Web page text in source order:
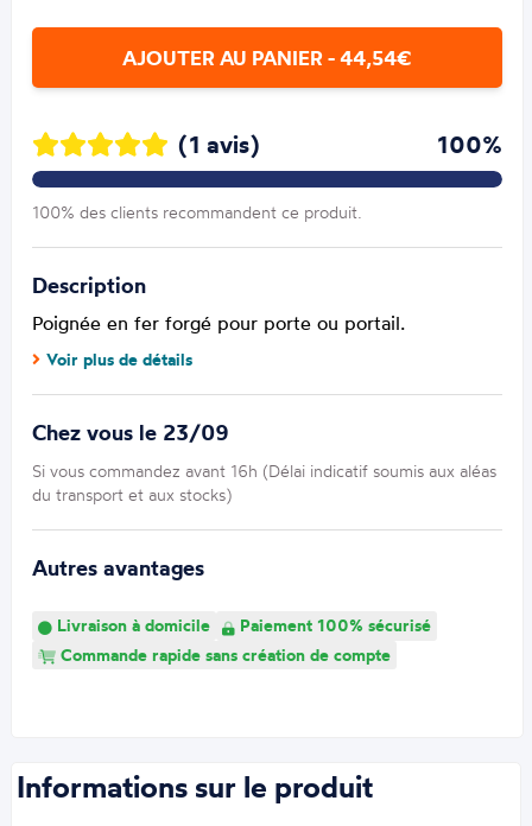
AJOUTER AU PANIER - 44,54€
(1 avis) 100%
100% des clients recommandent ce produit.
Description
Poignée en fer forgé pour porte ou portail.
Voir plus de détails
Chez vous le 23/09
Si vous commandez avant 16h (Délai indicatif soumis aux aléas
du transport et aux stocks)
Autres avantages
Livraison à domicile
Paiement 100% sécurisé
Commande rapide sans création de compte
Informations sur le produit